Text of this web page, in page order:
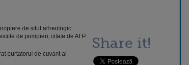
de situl arheologic
de pompieri, citate de AFP.
purtatorul de cuvant al
Share it!